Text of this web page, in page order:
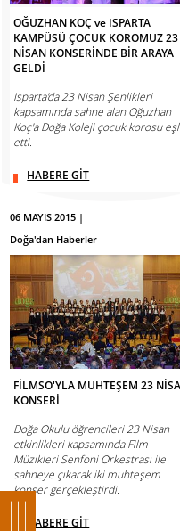
OĞUZHAN KOÇ ve ISPARTA
KAMPÜSÜ ÇOCUK KOROMUZ 23
NİSAN KONSERİNDE BİR ARAYA
GELDİ
Isparta'da 23 Nisan Şenlikleri
kapsamında sahne alan Oğuzhan
Koç'a Doğa Koleji çocuk korosu
etti.
HABERE GİT
06 MAYIS 2015 |
Doğa'dan Haberler
FİLMSO'YLA MUHTEŞEM 23
KONSERİ
Doğa Okulu öğrencileri 23 Nisan
etkinlikleri kapsamında Film
Müzikleri Senfoni Orkestrası ile
sahneye çıkarak iki muhteşem
konser gerçekleştirdi.
HABERE GİT